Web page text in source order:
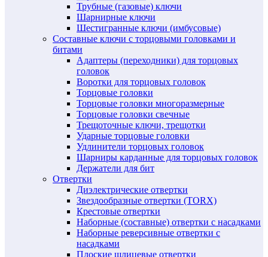
Трубные (газовые) ключи
Шарнирные ключи
Шестигранные ключи (имбусовые)
Составные ключи с торцовыми головками и
битами
Адаптеры (переходники) для торцовых
головок
Воротки для торцовых головок
Торцовые головки
Торцовые головки многоразмерные
Торцовые головки свечные
Трещоточные ключи, трещотки
Ударные торцовые головки
Удлинители торцовых головок
Шарниры карданные для торцовых головок
Держатели для бит
Отвертки
Диэлектрические отвертки
Звездообразные отвертки (TORX)
Крестовые отвертки
Наборные (составные) отвертки с насадками
Наборные реверсивные отвертки с
насадками
Плоские шлицевые отвертки